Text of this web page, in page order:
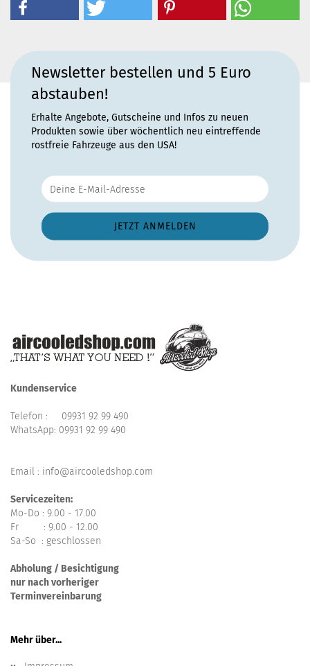
Newsletter bestellen und 5 Euro
abstauben!
Erhalte Angebote, Gutscheine und Infos zu neuen
Produkten sowie über wöchentlich neu eintreffende
rostfreie Fahrzeuge aus den USA!
Kundenservice
Telefon : 09931 92 99 490
WhatsApp: 09931 92 99 490
Email : info@aircooledshop.com
Servicezeiten:
Mo-Do : 9.00 - 17.00
Fr : 9.00 - 12.00
Sa-So : geschlossen
Abholung / Besichtigung
nur nach vorheriger
Terminvereinbarung
Mehr über...